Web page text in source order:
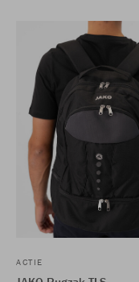
ACTIE